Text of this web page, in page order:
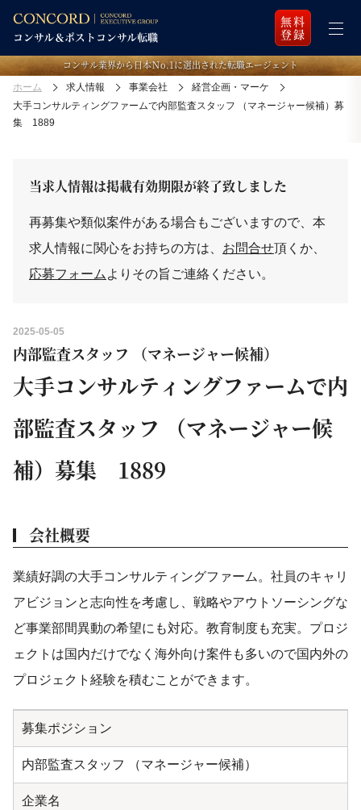
無料
登録
コンサル業界から日本Ｎo.1に選出された転職エージェント
ホーム 求人情報 事業会社
経営企画・マーケ
大手コンサルティングファームで内部監査スタッフ （マネージャー候補）募
集 1889
当求人情報は掲載有効期限が終了致しました
再募集や類似案件がある場合もございますので、本
求人情報に関心をお持ちの方は、 お問合せ頂くか、
応募フォーム よりその旨ご連絡ください。
2025-05-05
内部監査スタッフ （マネージャー候補）
大手コンサルティングファームで内
部監査スタッフ （マネージャー候
補）募集 1889
会社概要
業績好調の大手コンサルティングファーム。社員のキャリ
アビジョンと志向性を考慮し、戦略やアウトソーシングな
ど事業部間異動の希望にも対応。教育制度も充実。プロジ
ェクトは国内だけでなく海外向け案件も多いので国内外の
プロジェクト経験を積むことができます。
募集ポジション
内部監査スタッフ （マネージャー候補）
企業名